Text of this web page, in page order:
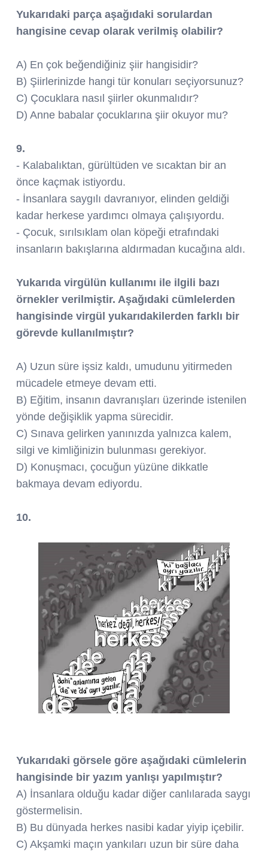
Yukarıdaki parça aşağıdaki sorulardan
hangisine cevap olarak verilmiş olabilir?
A) En çok beğendiğiniz şiir hangisidir?
B) Şiirlerinizde hangi tür konuları seçiyorsunuz?
C) Çocuklara nasıl şiirler okunmalıdır?
D) Anne babalar çocuklarına şiir okuyor mu?
9.
- Kalabalıktan, gürültüden ve sıcaktan bir an
önce kaçmak istiyordu.
- İnsanlara saygılı davranıyor, elinden geldiği
kadar herkese yardımcı olmaya çalışıyordu.
- Çocuk, sırılsıklam olan köpeği etrafındaki
insanların bakışlarına aldırmadan kucağına aldı.
Yukarıda virgülün kullanımı ile ilgili bazı
örnekler verilmiştir. Aşağıdaki cümlelerden
hangisinde virgül yukarıdakilerden farklı bir
görevde kullanılmıştır?
A) Uzun süre işsiz kaldı, umudunu yitirmeden
mücadele etmeye devam etti.
B) Eğitim, insanın davranışları üzerinde istenilen
yönde değişiklik yapma sürecidir.
C) Sınava gelirken yanınızda yalnızca kalem,
silgi ve kimliğinizin bulunması gerekiyor.
D) Konuşmacı, çocuğun yüzüne dikkatle
bakmaya devam ediyordu.
10.
Yukarıdaki görsele göre aşağıdaki cümlelerin
hangisinde bir yazım yanlışı yapılmıştır?
A) İnsanlara olduğu kadar diğer canlılarada saygı
göstermelisin.
B) Bu dünyada herkes nasibi kadar yiyip içebilir.
C) Akşamki maçın yankıları uzun bir süre daha